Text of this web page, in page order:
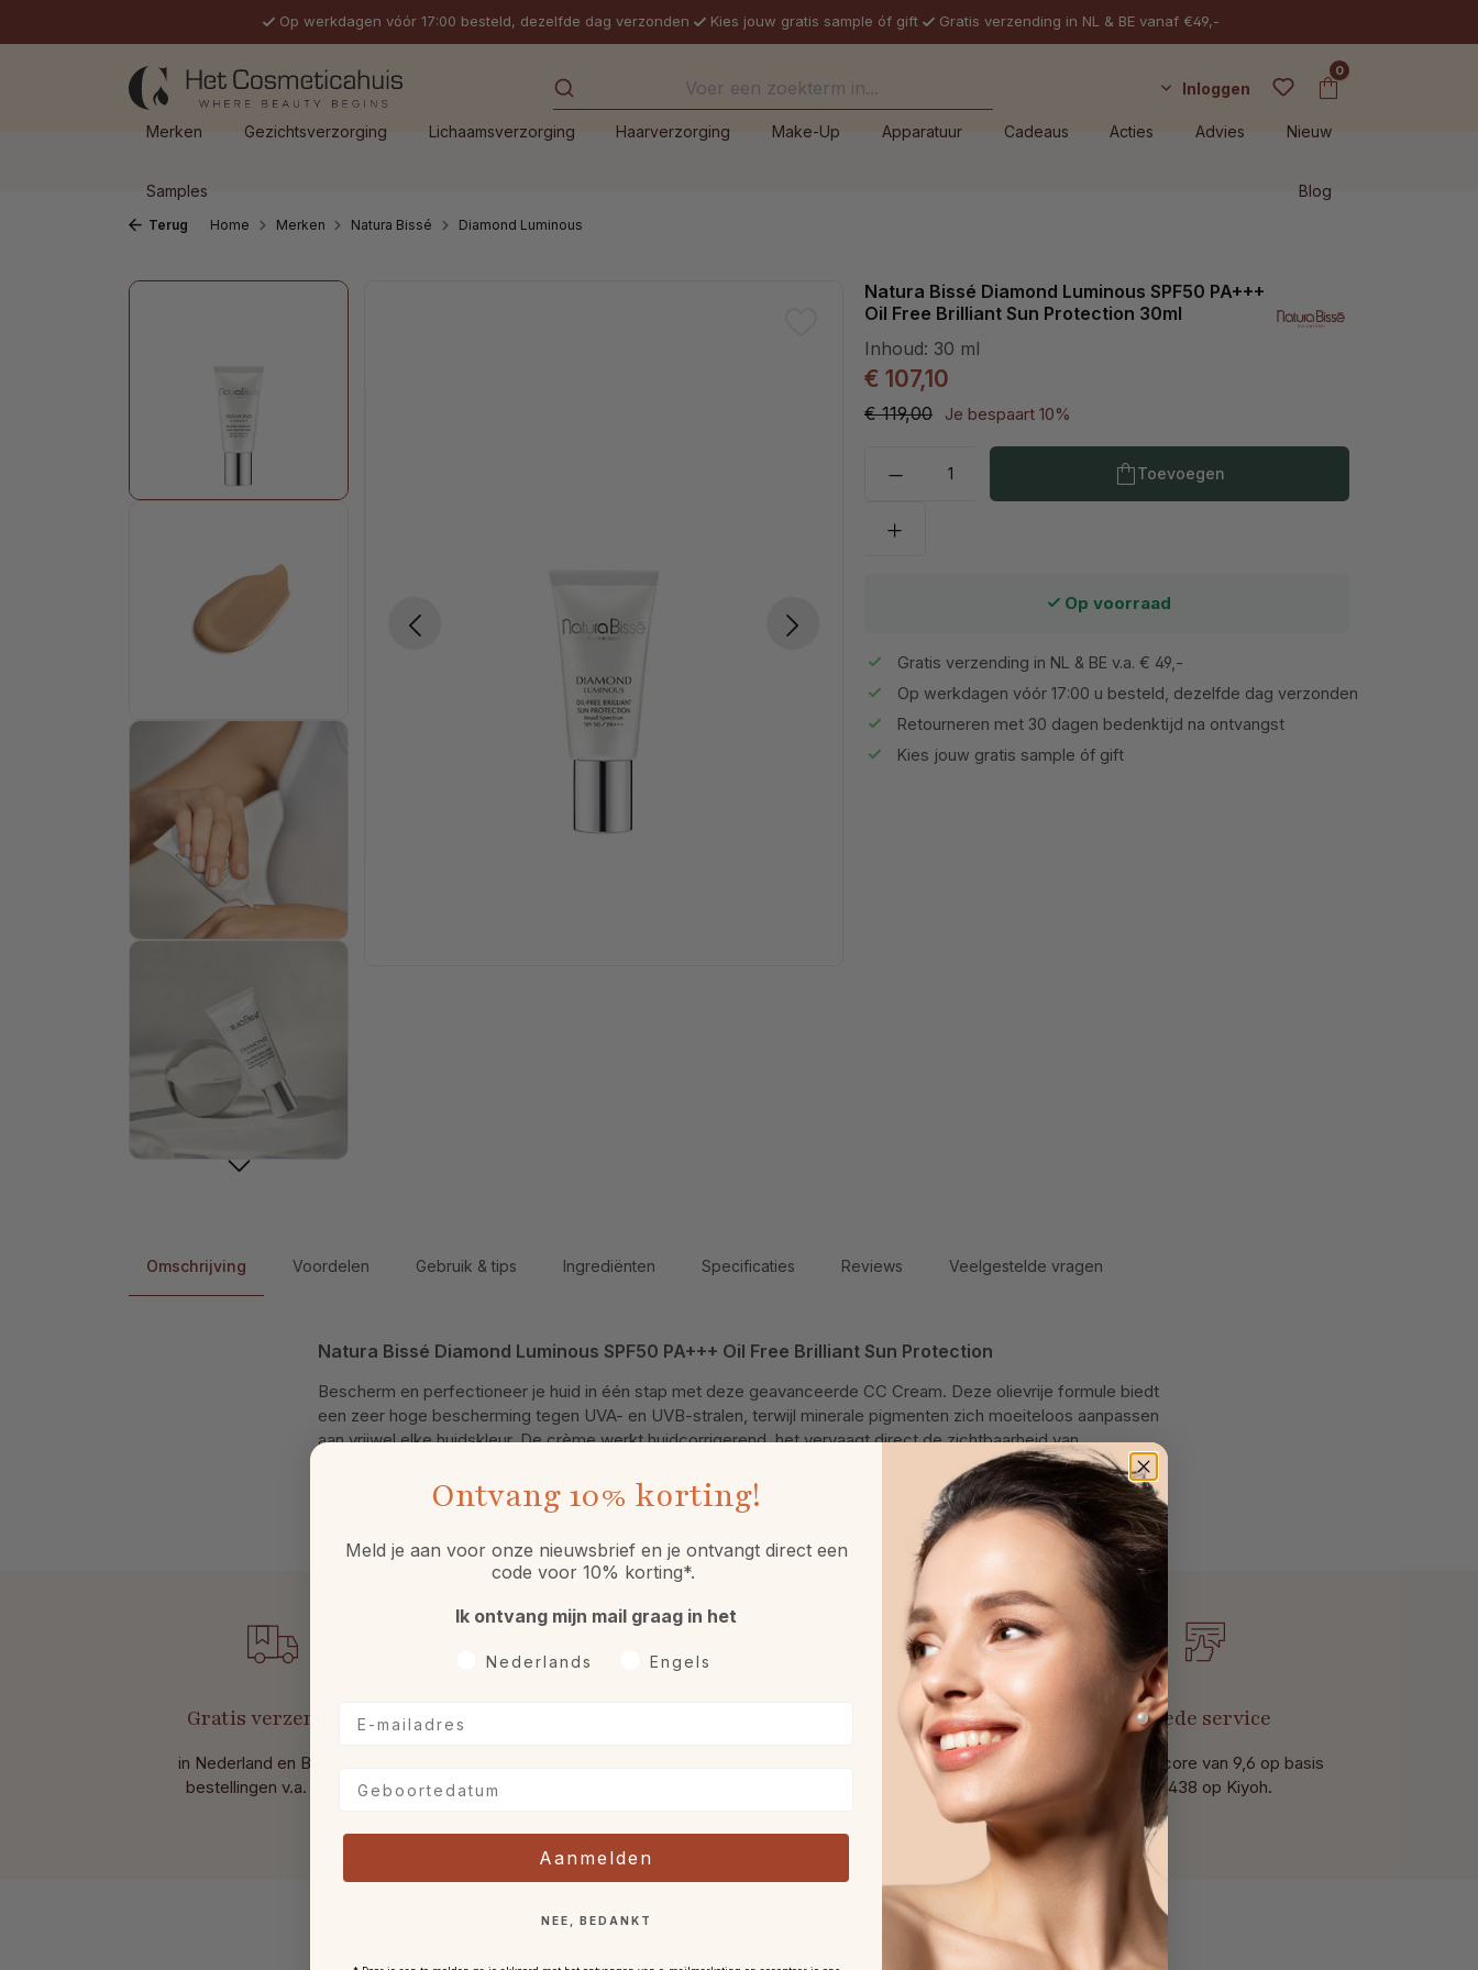
Op werkdagen vóór 17:00 besteld, dezelfde dag verzonden Kies jouw gratis sample óf gift Gratis verzending in NL & BE vanaf €49,-
Inloggen
0
Merken Gezichtsverzorging Lichaamsverzorging Haarverzorging Make-Up Apparatuur Cadeaus Acties Advies Nieuw
Samples Blog
Terug Home Merken Natura Bissé Diamond Luminous
Afbeeldingengalerij overslaan
Natura Bissé Diamond Luminous SPF50 PA+++
Oil Free Brilliant Sun Protection 30ml
Inhoud: 30 ml
€ 107,10
€ 119,00 Je bespaart 10%
Producthoeveelheid: Voer de
Toevoegen
Op voorraad
Gratis verzending in NL & BE v.a. € 49,-
Op werkdagen vóór 17:00 u besteld, dezelfde dag verzonden
Retourneren met 30 dagen bedenktijd na ontvangst
Kies jouw gratis sample óf gift
Omschrijving Voordelen Gebruik & tips Ingrediënten Specificaties Reviews Veelgestelde vragen
Natura Bissé Diamond Luminous SPF50 PA+++ Oil Free Brilliant Sun Protection
Bescherm en perfectioneer je huid in één stap met deze geavanceerde CC Cream. Deze olievrije formule biedt
een zeer hoge bescherming tegen UVA- en UVB-stralen, terwijl minerale pigmenten zich moeiteloos aanpassen
aan vrijwel elke huidskleur. De crème werkt huidcorrigerend, het vervaagt direct de zichtbaarheid van
pigmentvlekjes en geeft je gezicht een mooie, gezonde gloed. Naast bescherming stimuleert de formule de
huidvernieuwing voor een langdurig heldere en vitale uitstraling.
Gratis verzending
in Nederland en België bij
bestellingen v.a. € 49,-.
Gratis sample óf gift
Bij iedere bestelling.
Goede service
Met een score van 9,6 op basis
van 438 op Kiyoh.
Ontvang 10% korting!
Meld je aan voor onze nieuwsbrief en je ontvangt direct een
code voor 10% korting*.
Ik ontvang mijn mail graag in het
Voorkeurtaal
Nederlands Engels
Aanmelden
NEE, BEDANKT